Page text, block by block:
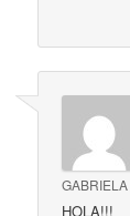
GABRIELA
HOLA!!!